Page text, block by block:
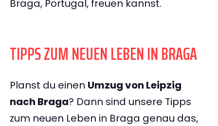
Braga, Portugal, freuen kannst.
TIPPS ZUM NEUEN LEBEN IN BRAGA
Planst du einen Umzug von Leipzig
nach Braga? Dann sind unsere Tipps
zum neuen Leben in Braga genau das,